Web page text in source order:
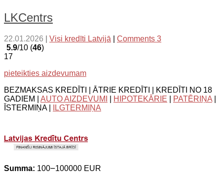
LKCentrs
22.01.2026 Visi kredīti Latvijā
Comments 3
5.9/10 (46)
17
pieteikties aizdevumam
BEZMAKSAS KREDĪTI | ĀTRIE KREDĪTI | KREDĪTI NO 18
GADIEM | AUTO AIZDEVUMI HIPOTEKĀRIE PATĒRIŅA
ĪSTERMIŅA |
ILGTERMIŅA
Summa: 100౼100000 EUR